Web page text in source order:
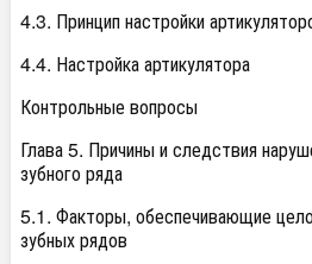
4.3. Принцип настройки
4.4. Настройка артикулятора
Контрольные вопросы
Глава 5. Причины и следствия
зубного ряда
5.1. Факторы, обеспечивающие
зубных рядов